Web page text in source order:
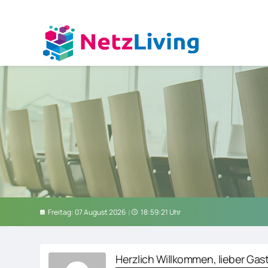
Freitag: 07 August 2026 18:59:22 Uhr
Herzlich Willkommen, lieber